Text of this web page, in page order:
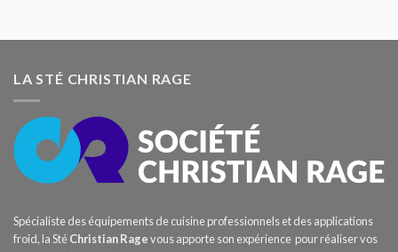
LA STÉ CHRISTIAN RAGE
Spécialiste des équipements de cuisine professionnels et des applications
froid, la StéChristian Ragevous apporte son expérience pour réaliser vos